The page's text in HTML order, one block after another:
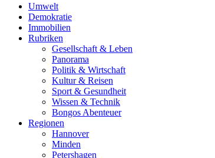
Umwelt
Demokratie
Immobilien
Rubriken
Gesellschaft & Leben
Panorama
Politik & Wirtschaft
Kultur & Reisen
Sport & Gesundheit
Wissen & Technik
Bongos Abenteuer
Regionen
Hannover
Minden
Petershagen